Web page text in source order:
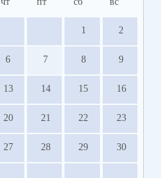
1 2
6 7 8 9
13 14 15 16
20 21 22 23
27 28 29 30